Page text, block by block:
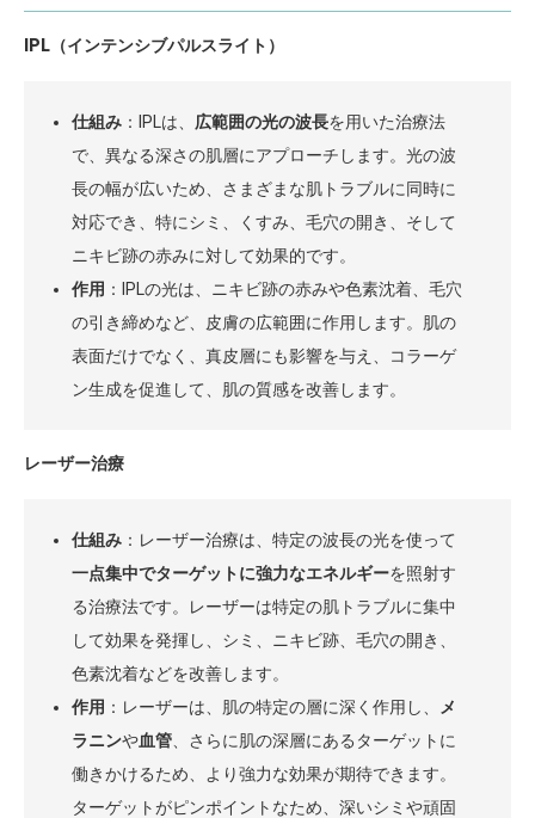
IPL（インテンシブパルスライト）
仕組み ：IPLは、 広範囲の光の波長を用いた治療法
で、異なる深さの肌層にアプローチします。光の波
長の幅が広いため、さまざまな肌トラブルに同時に
対応でき、特にシミ、くすみ、毛穴の開き、そして
ニキビ跡の赤みに対して効果的です。
作用 ：IPLの光は、ニキビ跡の赤みや色素沈着、毛穴
の引き締めなど、皮膚の広範囲に作用します。肌の
表面だけでなく、真皮層にも影響を与え、コラーゲ
ン生成を促進して、肌の質感を改善します。
レーザー治療
仕組み ：レーザー治療は、特定の波長の光を使って
一点集中でターゲットに強力なエネルギーを照射す
る治療法です。レーザーは特定の肌トラブルに集中
して効果を発揮し、シミ、ニキビ跡、毛穴の開き、
色素沈着などを改善します。
作用 ：レーザーは、肌の特定の層に深く作用し、
メ
ラニンや血管 、さらに肌の深層にあるターゲットに
働きかけるため、より強力な効果が期待できます。
ターゲットがピンポイントなため、深いシミや頑固